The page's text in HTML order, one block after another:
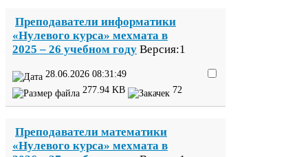
Преподаватели информатики
«Нулевого курса» мехмата в
2025 – 26 учебном году Версия:1
28 06 2026 08:31:49
277.94 KB 72
Преподаватели математики
«Нулевого курса» мехмата в